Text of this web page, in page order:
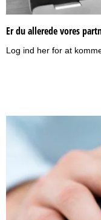
Er du allerede vores
Log ind her for at